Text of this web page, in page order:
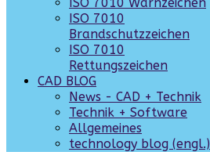
ISO 7010
Brandschutzzeichen
ISO 7010
Rettungszeichen
CAD BLOG
News - CAD + Technik
Technik + Software
Allgemeines
technology blog (engl.)